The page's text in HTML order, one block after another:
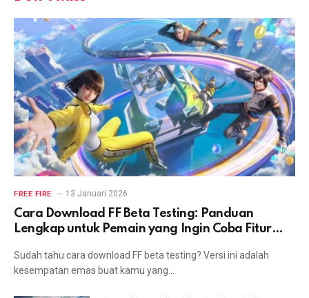
FREE FIRE 13 Januari 2026
Cara Download FF Beta Testing: Panduan
Lengkap untuk Pemain yang Ingin Coba Fitur
Sudah tahu cara download FF beta testing? Versi ini adalah
kesempatan emas buat kamu yang…